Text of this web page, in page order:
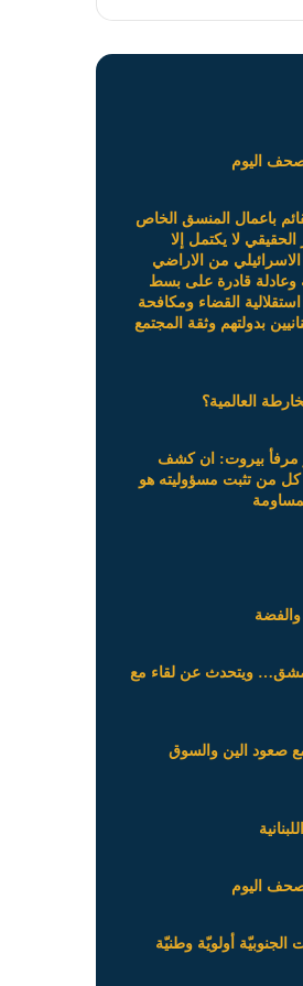
صحف اليوم
باعمال المنسق الخاص
الحقيقي لا يكتمل إلا
من الاراضي
وعادلة قادرة على بسط
القضاء ومكافحة
بدولتهم وثقة المجتمع
العالمية؟
مرفأ بيروت: ان كشف
كل من تثبت مسؤوليته هو
ويتحدث عن لقاء مع
صعود الين والسوق
صحف اليوم
الجنوبيّة أولويّة وطنيّة